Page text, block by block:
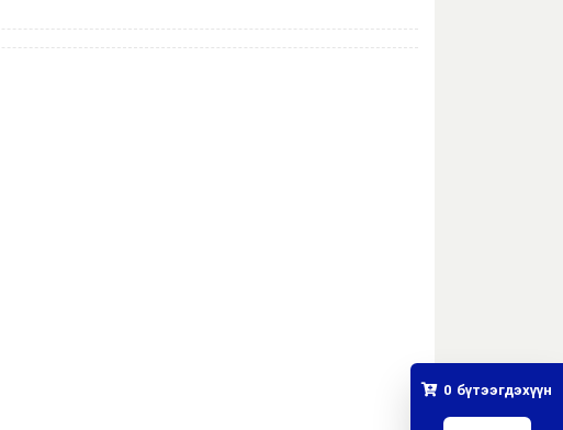
0 бүтээгдэхүүн